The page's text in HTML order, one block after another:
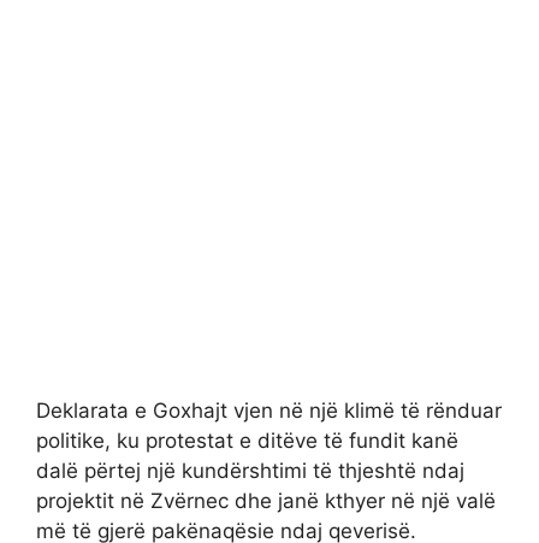
Deklarata e Goxhajt vjen në një klimë të rënduar
politike, ku protestat e ditëve të fundit kanë
dalë përtej një kundërshtimi të thjeshtë ndaj
projektit në Zvërnec dhe janë kthyer në një valë
më të gjerë pakënaqësie ndaj qeverisë.